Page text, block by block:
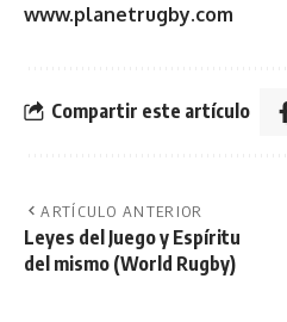
www.planetrugby.com
Compartir este artículo
ARTÍCULO ANTERIOR
Leyes del Juego y Espíritu
del mismo (World Rugby)